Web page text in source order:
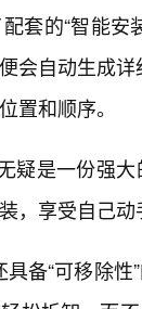
套的“智能
会自动生成
置和顺序。
疑是一份强
，享受自己动
备“可移除